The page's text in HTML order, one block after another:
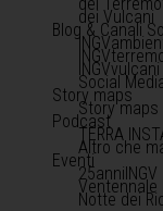
dei Vulcani
Blog & Canali
INGVvulcani
Social
Story maps
Story
Podcast
TERRA
Altro che
Eventi
25anniINGV
Ventennale
Notte dei